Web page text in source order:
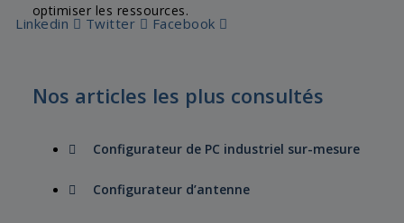
optimiser les ressources.
Linkedin Twitter Facebook
Nos articles les plus consultés
Configurateur de PC industriel sur-mesure
Configurateur d’antenne